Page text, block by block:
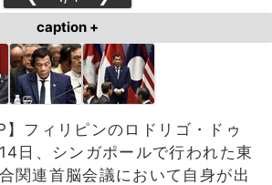
caption +
】フィリピンのロドリゴ・ドゥ
日、シンガポールで行われた東
関連首脳会議において自身が出